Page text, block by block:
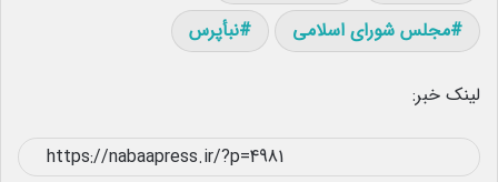
مجلس شورای اسلامی
نبأپرس
لینک خبر: